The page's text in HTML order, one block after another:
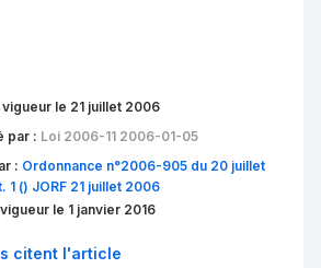
vigueur le 21 juillet 2006
par : Loi 2006-11 2006-01-05
: Ordonnance n°2006-905 du 20 juillet
1 () JORF 21 juillet 2006
le 1 janvier 2016
citent l'article